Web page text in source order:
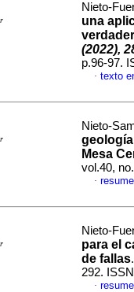
Nieto-
una
(2022),
p.96-97.
· texto
Nieto-
Mesa
vol.40,
·
Nieto-
para el
de fallas
292.
·